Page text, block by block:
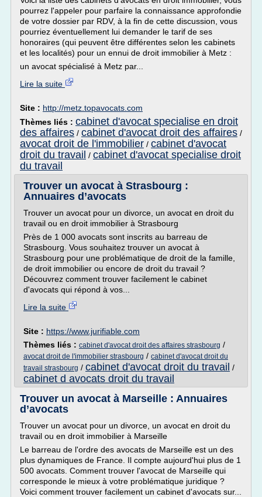
pourrez l'appeler pour parfaire la connaissance approfondie
de votre dossier par RDV, à la fin de cette discussion, vous
pourriez éventuellement lui demander le tarif de ses
honoraires (qui peuvent être différentes selon les cabinets
et les localités) pour un ennui de droit immobilier à Metz :
un avocat spécialisé à Metz par...
Lire la suite
Site : http://metz.topavocats.com
Thèmes liés : cabinet d'avocat specialise en droit
des affaires / cabinet d'avocat droit des affaires /
avocat droit de l'immobilier / cabinet d'avocat
droit du travail / cabinet d'avocat specialise droit
du travail
Trouver un avocat à Strasbourg :
Annuaires d’avocats
Trouver un avocat pour un divorce, un avocat en droit du
travail ou en droit immobilier à Strasbourg
Près de 1 000 avocats sont inscrits au barreau de
Strasbourg. Vous souhaitez trouver un avocat à
Strasbourg pour une problématique de droit de la famille,
de droit immobilier ou encore de droit du travail ?
Découvrez comment trouver facilement le cabinet
d'avocats qui répond à vos...
Lire la suite
Site : https://www.jurifiable.com
Thèmes liés : cabinet d'avocat droit des affaires strasbourg /
avocat droit de l'immobilier strasbourg / cabinet d'avocat droit du
travail strasbourg / cabinet d'avocat droit du travail /
cabinet d avocats droit du travail
Trouver un avocat à Marseille : Annuaires
d’avocats
Trouver un avocat pour un divorce, un avocat en droit du
travail ou en droit immobilier à Marseille
Le barreau de l'ordre des avocats de Marseille est un des
plus dynamiques de France. Il compte aujourd'hui plus de 1
500 avocats. Comment trouver l'avocat de Marseille qui
corresponde le mieux à votre problématique juridique ?
Voici comment trouver facilement un cabinet d'avocats sur...